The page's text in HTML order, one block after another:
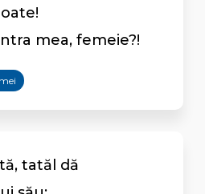
mea, femeie?!
tatăl dă